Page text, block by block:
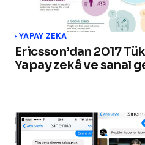
YAPAY ZEKA
Ericsson’dan 2017
Yapay zekâ ve sanal